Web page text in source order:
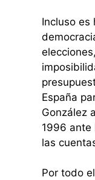
Incluso es
España
González
1996 ante
las
Por todo